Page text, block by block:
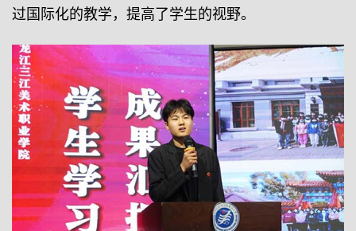
过国际化的教学，提高了学生的视野。